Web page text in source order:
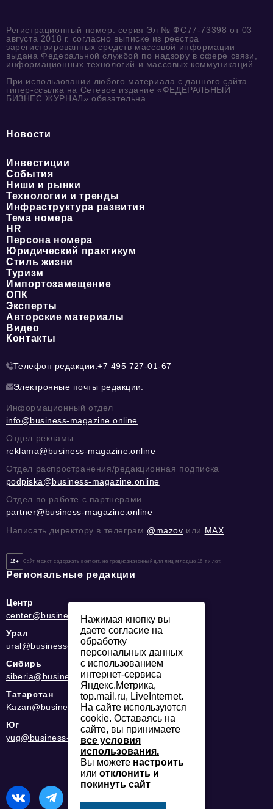
Регистрационный номер: серия Эл № ФС77-73398 от 03
августа 2018 г. согласно выписке из реестра
зарегистрированных средств массовой информации
выдана Федеральной службой по надзору в сфере связи,
информационных технологий и массовых коммуникаций.
При использовании любого материала с данного сайта
гипер-ссылка на Сетевое издание «ФЕДЕРАЛЬНЫЙ
БИЗНЕС ЖУРНАЛ» обязательна.
Новости
Инвестиции
События
Ниши и рынки
Технологии и тренды
Инфраструктура развития
Тема номера
HR
Персона номера
Юридический практикум
Стиль жизни
Туризм
Импортозамещение
ОПК
Эксперты
Авторские материалы
Видео
Контакты
Телефон редакции:+7 495 727-01-67
Электронные почты редакции:
Информационный отдел
info@business-magazine.online
Отдел рекламы
reklama@business-magazine.online
Отдел распространения/редакционная подписка
podpiska@business-magazine.online
Отдел по работе с партнерами
partner@business-magazine.online
Написать директору в телеграм @mazov или MAX
16+ Сайт может содержать контент, не предназначенный для лиц младше 16-ти лет.
Региональные редакции
Центр
center@business-magazine.online
Урал
ural@business-magazine.online
Сибирь
siberia@business-magazine.online
Татарстан
Kazan@business-magazine.online
Юг
yug@business-magazine.online
Нажимая кнопку вы
даете согласие на
обработку
персональных данных
с использованием
интернет-сервиса
Яндекс.Метрика,
top.mail.ru, LiveInternet.
На сайте используются
cookie. Оставаясь на
сайте, вы принимаете
все условия
использования.
Вы можете настроить
или отклонить и
покинуть сайт